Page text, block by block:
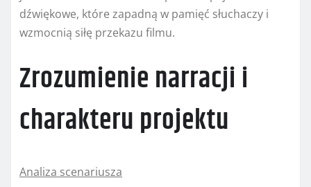
dźwiękowe, które zapadną w pamięć słuchaczy i
wzmocnią siłę przekazu filmu.
Zrozumienie narracji i
charakteru projektu
Analiza scenariusza